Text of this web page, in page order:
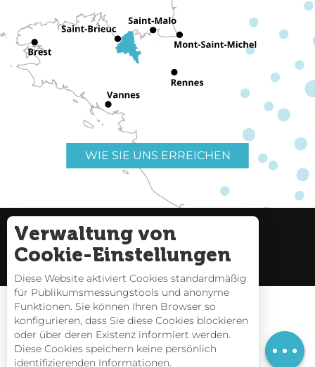
WIE SIE UNS ERREICHEN
Nützliche Links
Seitenverzeichnis
Gezeitentafeln
Verwaltung von
Cookie-Einstellungen
Diese Website aktiviert Cookies standardmäßig
für Publikumsmessungstools und anonyme
Funktionen. Sie können Ihren Browser so
konfigurieren, dass Sie diese Cookies blockieren
oder über deren Existenz informiert werden.
Diese Cookies speichern keine persönlich
identifizierenden Informationen.